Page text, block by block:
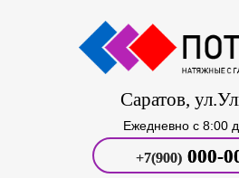
Саратов,
Ежедневно c 8:00
+7(900)